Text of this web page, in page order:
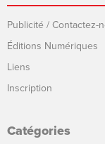
Publicité / Contactez-
Éditions Numériques
Liens
Inscription
Catégories